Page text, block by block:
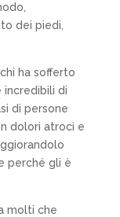
dei piedi,
ha sofferto
di
di persone
dolori atroci e
perché gli è
molti che